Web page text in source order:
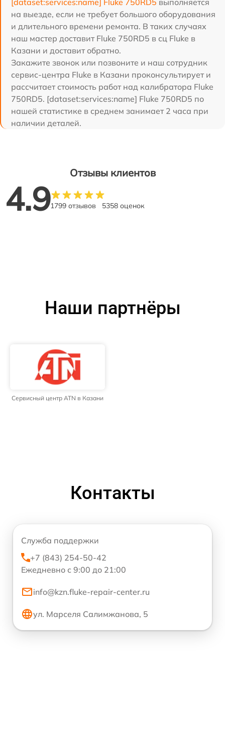
[dataset:services:name] Fluke 750RD5 выполняется
на выезде, если не требует большого оборудования
и длительного времени ремонта. В таких случаях
наш мастер доставит Fluke 750RD5 в сц Fluke в
Казани и доставит обратно.
Закажите звонок или позвоните и наш сотрудник
сервис-центра Fluke в Казани проконсультирует и
рассчитает стоимость работ над калибратора Fluke
750RD5. [dataset:services:name] Fluke 750RD5 по
нашей статистике в среднем занимает 2 часа при
наличии деталей.
Отзывы клиентов
4.91799 отзывов 5358 оценок
Наши партнёры
Сервисный центр ATN в Казани
Контакты
Служба поддержки
+7 (843) 254-50-42
Ежедневно с 9:00 до 21:00
info@kzn.fluke-repair-center.ru
ул. Марселя Салимжанова, 5